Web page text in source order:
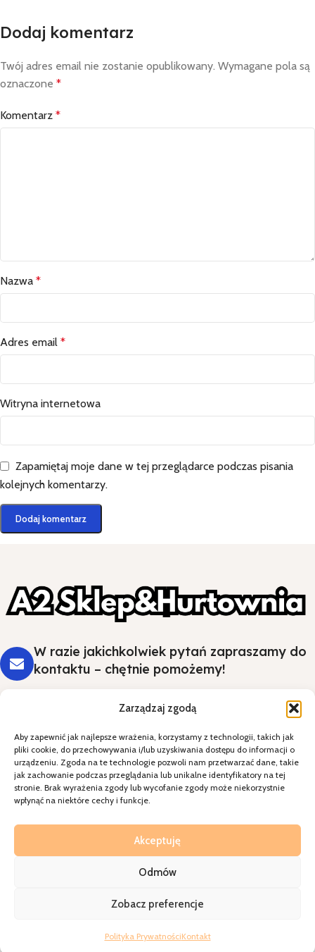
Zarządzaj zgodą
Aby zapewnić jak najlepsze wrażenia, korzystamy z technologii, takich jak
pliki cookie, do przechowywania i/lub uzyskiwania dostępu do informacji o
urządzeniu. Zgoda na te technologie pozwoli nam przetwarzać dane, takie
jak zachowanie podczas przeglądania lub unikalne identyfikatory na tej
stronie. Brak wyrażenia zgody lub wycofanie zgody może niekorzystnie
wpłynąć na niektóre cechy i funkcje.
Akceptuję
Odmów
Zobacz preferencje
Polityka PrywatnościKontakt
Dodaj komentarz
Twój adres email nie zostanie opublikowany. Wymagane pola są
oznaczone *
Komentarz *
Nazwa *
Adres email *
Witryna internetowa
Zapamiętaj moje dane w tej przeglądarce podczas pisania
kolejnych komentarzy.
W razie jakichkolwiek pytań zapraszamy do
kontaktu – chętnie pomożemy!
Styl i wygoda na Twoim stole - wybierz
jakość, która robi wrażenie.
Kategorie
2026Realziacja=